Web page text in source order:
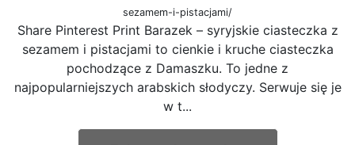
sezamem-i-pistacjami/
Share Pinterest Print Barazek – syryjskie ciasteczka z
sezamem i pistacjami to cienkie i kruche ciasteczka
pochodzące z Damaszku. To jedne z
najpopularniejszych arabskich słodyczy. Serwuje się je
w t...